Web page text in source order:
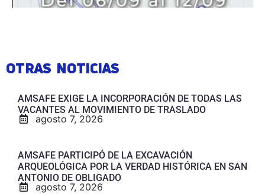
OTRAS NOTICIAS
AMSAFE EXIGE LA INCORPORACIÓN DE TODAS LAS
VACANTES AL MOVIMIENTO DE TRASLADO
agosto 7, 2026
AMSAFE PARTICIPÓ DE LA EXCAVACIÓN
ARQUEOLÓGICA POR LA VERDAD HISTÓRICA EN SAN
ANTONIO DE OBLIGADO
agosto 7, 2026